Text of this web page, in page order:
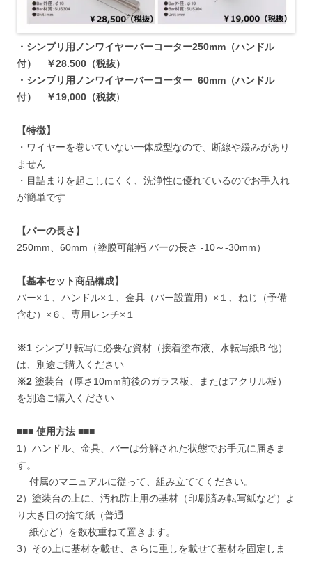
・シンプリ用ノンワイヤーバーコーター250mm（ハンドル
付） ￥28.500（税抜）
・シンプリ用ノンワイヤーバーコーター 60mm（ハンドル
付） ￥19,000（税抜）
【特徴】
・ワイヤーを巻いていない一体成型なので、断線や緩みがあり
ません
・目詰まりを起こしにくく、洗浄性に優れているのでお手入れ
が簡単です
【バーの長さ】
250mm、60mm（塗膜可能幅 バーの長さ -10～-30mm）
【基本セット商品構成】
バー×１、ハンドル×１、金具（バー設置用）×１、ねじ（予備
含む）×６、専用レンチ×１
※1 シンプリ転写に必要な資材（接着塗布液、水転写紙B 他）
は、別途ご購入ください
※2 塗装台（厚さ10mm前後のガラス板、またはアクリル板）
を別途ご購入ください
■■■ 使用方法 ■■■
1）ハンドル、金具、バーは分解された状態でお手元に届きま
す。
付属のマニュアルに従って、組み立ててください。
2）塗装台の上に、汚れ防止用の基材（印刷済み転写紙など）よ
り大き目の捨て紙（普通
紙など）を数枚重ねて置きます。
3）その上に基材を載せ、さらに重しを載せて基材を固定しま